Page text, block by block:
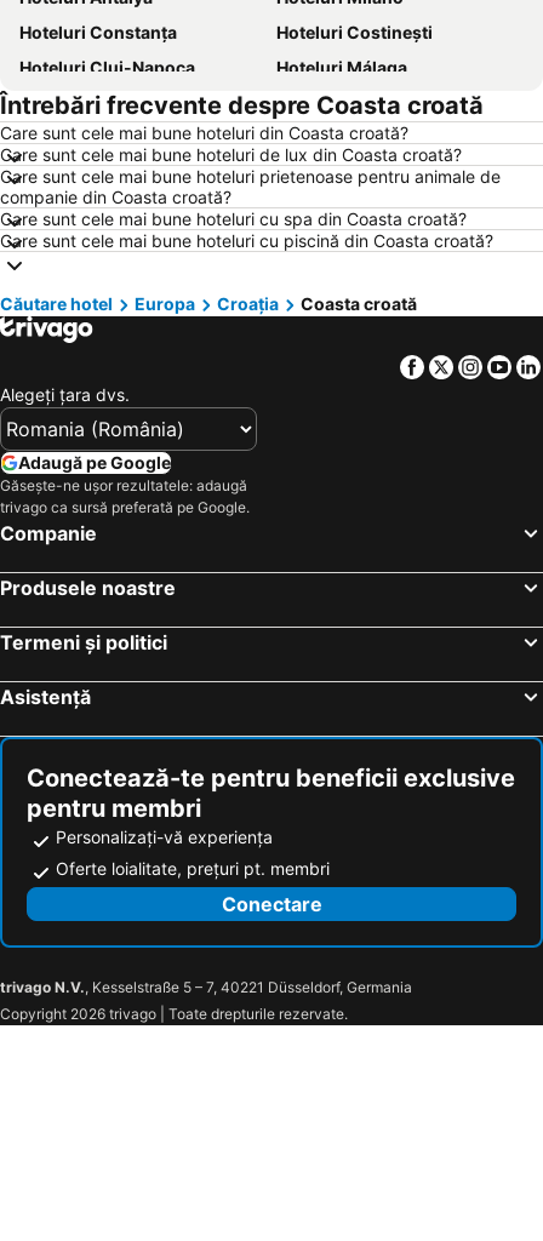
Hoteluri Constanța
Hoteluri Costinești
Hoteluri Cluj-Napoca
Hoteluri Málaga
Hoteluri Benidorm
Hoteluri Neptun
Hoteluri Durrës
Hoteluri Alicante
Hoteluri Atena
Hoteluri Rimini
Hoteluri Nisa
Hoteluri Viena
Hoteluri Paris
Hoteluri Corfu
Hoteluri Litoral Bulgaria
Hoteluri Bulgaria
Hoteluri Attica
Hoteluri Austria
Hoteluri Croaţia
Hoteluri Mallorca
Hoteluri Sardinia
Hoteluri Insula Aegina
Hoteluri Albania
Întrebări frecvente despre Coasta croată
Care sunt cele mai bune hoteluri din Coasta croată?
Care sunt cele mai bune hoteluri de lux din Coasta croată?
Care sunt cele mai bune hoteluri prietenoase pentru animale de
companie din Coasta croată?
Care sunt cele mai bune hoteluri cu spa din Coasta croată?
Care sunt cele mai bune hoteluri cu piscină din Coasta croată?
Căutare hotel Europa Croaţia Coasta croată
Facebook
Twitter
Alegeţi ţara dvs.
Adaugă pe Google
Găsește-ne ușor rezultatele: adaugă
trivago ca sursă preferată pe Google.
Companie
Produsele noastre
Termeni și politici
Asistență
Conectează-te pentru beneficii exclusive
pentru membri
Personalizați-vă experiența
Oferte loialitate, prețuri pt. membri
Conectare
trivago N.V., Kesselstraße 5 – 7, 40221 Düsseldorf, Germania
Copyright 2026 trivago | Toate drepturile rezervate.